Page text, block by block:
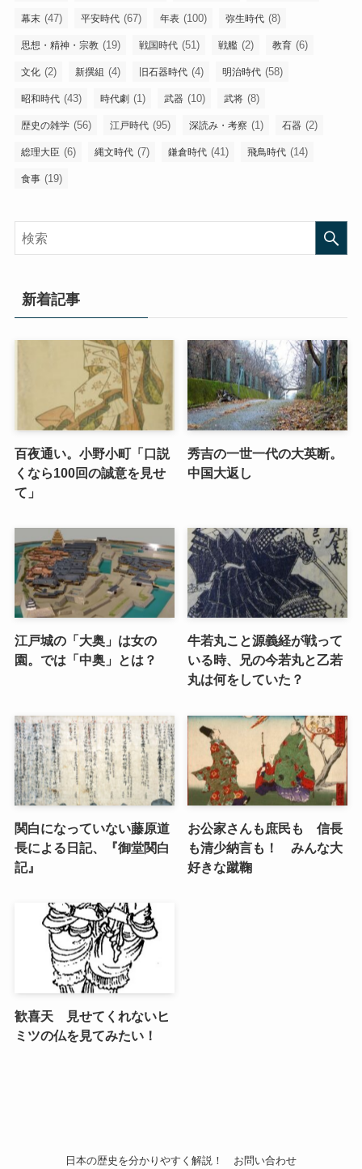
幕末 (47) 平安時代 (67) 年表 (100) 弥生時代 (8)
思想・精神・宗教 (19) 戦国時代 (51) 戦艦 (2) 教育 (6)
文化 (2) 新撰組 (4) 旧石器時代 (4) 明治時代 (58)
昭和時代 (43) 時代劇 (1) 武器 (10) 武将 (8)
歴史の雑学 (56) 江戸時代 (95) 深読み・考察 (1) 石器 (2)
総理大臣 (6) 縄文時代 (7) 鎌倉時代 (41) 飛鳥時代 (14)
食事 (19)
新着記事
百夜通い。小野小町「口説
くなら100回の誠意を見せ
て」
秀吉の一世一代の大英断。
中国大返し
江戸城の「大奥」は女の
園。では「中奥」とは？
牛若丸こと源義経が戦って
いる時、兄の今若丸と乙若
丸は何をしていた？
関白になっていない藤原道
長による日記、『御堂関白
記』
お公家さんも庶民も 信長
も清少納言も！ みんな大
好きな蹴鞠
歓喜天 見せてくれないヒ
ミツの仏を見てみたい！
日本の歴史を分かりやすく解説！ お問い合わせ